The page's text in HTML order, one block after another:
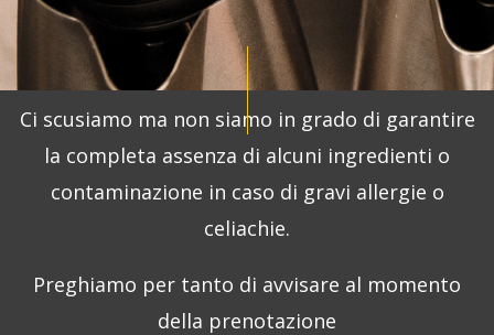
Ci scusiamo ma non siamo in grado di garantire
la completa assenza di alcuni ingredienti o
contaminazione in caso di gravi allergie o
celiachie.
Preghiamo per tanto di avvisare al momento
della prenotazione